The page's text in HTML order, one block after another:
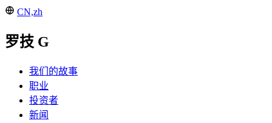
CN,zh
罗技 G
我们的故事
职业
投资者
新闻